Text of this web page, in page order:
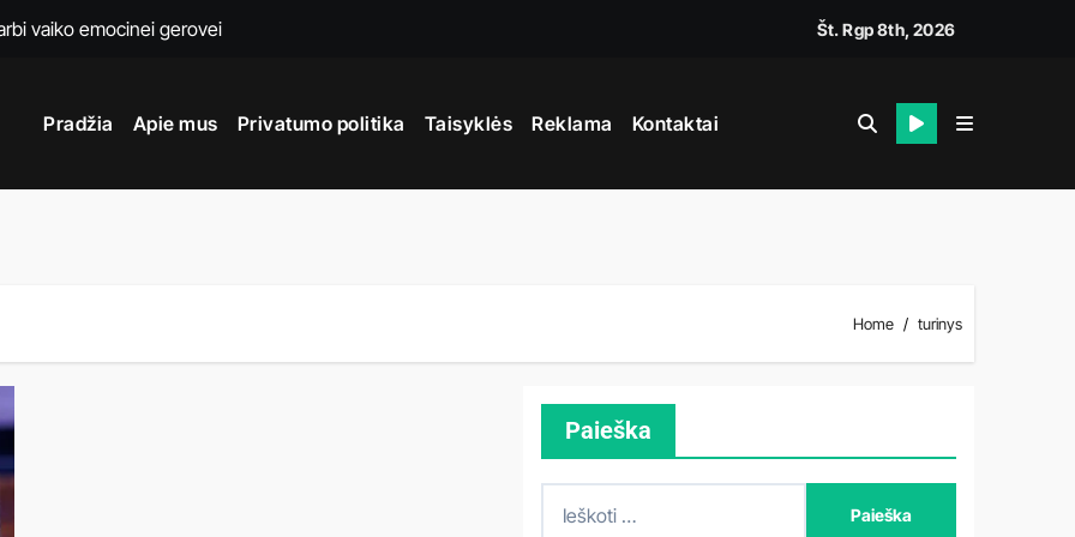
vaiko emocinei gerovei
skydelyje kurių nevalia ignoruoti nė vieną dieną
sprendimas Jūsų transporto priemonei
ar jį žinai?
tampa būtinybe po ilgos žiemos su druskomis ir purvu
Št. Rgp 8th, 2026
Pradžia Apie mus Privatumo politika Taisyklės Reklama Kontaktai
Home turinys
Paieška